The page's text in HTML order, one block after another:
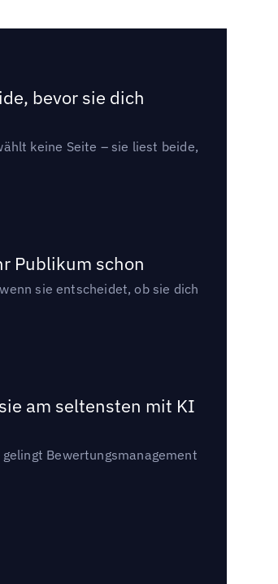
bevor sie dich
keine Seite – sie liest beide,
Publikum schon
sie entscheidet, ob sie dich
am seltensten mit KI
Bewertungsmanagement